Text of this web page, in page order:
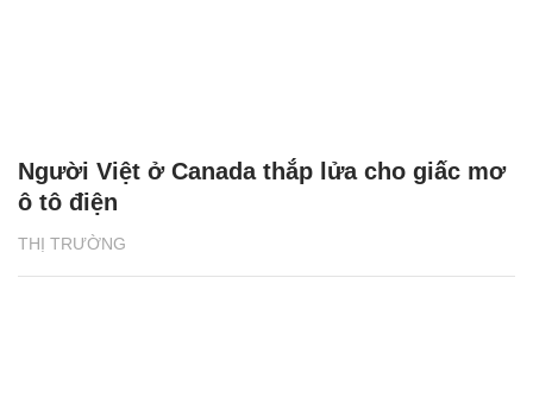
THỊ TRƯỜNG
Người Việt ở Canada thắp lửa cho giấc mơ
ô tô điện